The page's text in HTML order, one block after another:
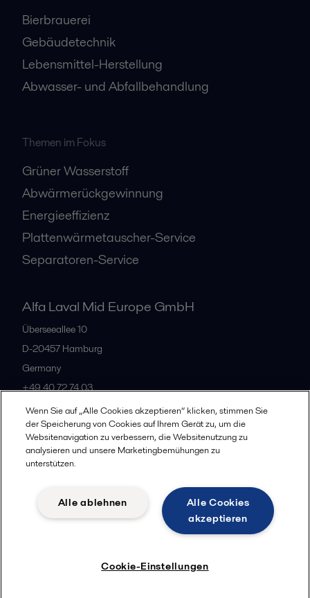
Bierbrauerei
Gebäudetechnik
Lebensmittel-Herstellung
Abwasser- und Abfallbehandlung
Themen im Fokus
Grüner Wasserstoff
Abwärmerückgewinnung
Energieeffizienz
Plattenwärmetauscher-Service
Separatoren-Service
Alfa Laval Mid Europe GmbH
Überseeallee 10
D-20457 Hamburg
Germany
+49 40 72 74 03
Alle Büros
© 2015-2026, ALFA LAVAL
Cookie-Richtlinien
Impressum
Legal terms and conditions
Wenn Sie auf „Alle Cookies akzeptieren“ klicken, stimmen Sie
der Speicherung von Cookies auf Ihrem Gerät zu, um die
Websitenavigation zu verbessern, die Websitenutzung zu
analysieren und unsere Marketingbemühungen zu
unterstützen.
Alle Cookies
akzeptieren
Alle ablehnen
Cookie-Einstellungen